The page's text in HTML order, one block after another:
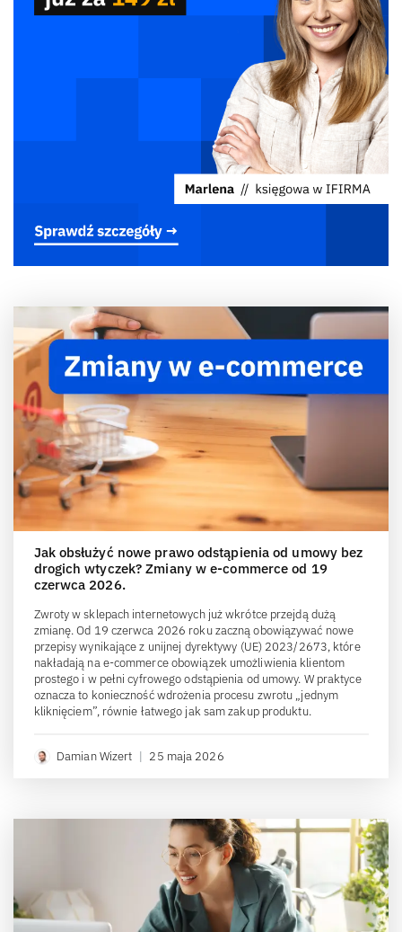
Jak obsłużyć nowe prawo odstąpienia od umowy bez
drogich wtyczek? Zmiany w e-commerce od 19
czerwca 2026.
Zwroty w sklepach internetowych już wkrótce przejdą dużą
zmianę. Od 19 czerwca 2026 roku zaczną obowiązywać nowe
przepisy wynikające z unijnej dyrektywy (UE) 2023/2673, które
nakładają na e-commerce obowiązek umożliwienia klientom
prostego i w pełni cyfrowego odstąpienia od umowy. W praktyce
oznacza to konieczność wdrożenia procesu zwrotu „jednym
kliknięciem”, równie łatwego jak sam zakup produktu.
Damian Wizert | 25 maja 2026